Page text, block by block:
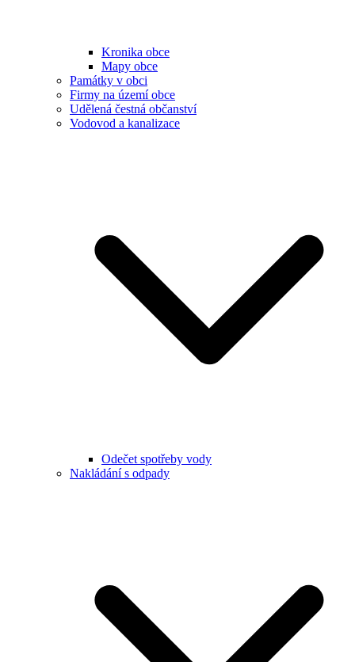
Kronika obce
Mapy obce
Památky v obci
Firmy na území obce
Udělená čestná občanství
Vodovod a kanalizace
Odečet spotřeby vody
Nakládání s odpady